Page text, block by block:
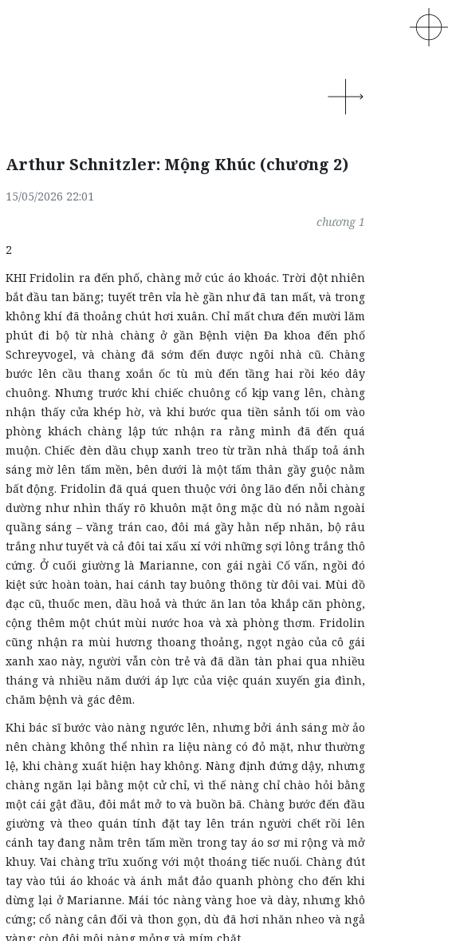
Arthur Schnitzler: Mộng Khúc (chương 2)
15/05/2026 22:01
chương 1
2
KHI Fridolin ra đến phố, chàng mở cúc áo khoác. Trời đột nhiên
bắt đầu tan băng; tuyết trên vỉa hè gần như đã tan mất, và trong
không khí đã thoảng chút hơi xuân. Chỉ mất chưa đến mười lăm
phút đi bộ từ nhà chàng ở gần Bệnh viện Đa khoa đến phố
Schreyvogel, và chàng đã sớm đến được ngôi nhà cũ. Chàng
bước lên cầu thang xoắn ốc tù mù đến tầng hai rồi kéo dây
chuông. Nhưng trước khi chiếc chuông cổ kịp vang lên, chàng
nhận thấy cửa khép hờ, và khi bước qua tiền sảnh tối om vào
phòng khách chàng lập tức nhận ra rằng mình đã đến quá
muộn. Chiếc đèn dầu chụp xanh treo từ trần nhà thấp toả ánh
sáng mờ lên tấm mền, bên dưới là một tấm thân gầy guộc nằm
bất động. Fridolin đã quá quen thuộc với ông lão đến nỗi chàng
dường như nhìn thấy rõ khuôn mặt ông mặc dù nó nằm ngoài
quầng sáng – vầng trán cao, đôi má gầy hằn nếp nhăn, bộ râu
trắng như tuyết và cả đôi tai xấu xí với những sợi lông trắng thô
cứng. Ở cuối giường là Marianne, con gái ngài Cố vấn, ngồi đó
kiệt sức hoàn toàn, hai cánh tay buông thõng từ đôi vai. Mùi đồ
đạc cũ, thuốc men, dầu hoả và thức ăn lan tỏa khắp căn phòng,
cộng thêm một chút mùi nước hoa và xà phòng thơm. Fridolin
cũng nhận ra mùi hương thoang thoảng, ngọt ngào của cô gái
xanh xao này, người vẫn còn trẻ và đã dần tàn phai qua nhiều
tháng và nhiều năm dưới áp lực của việc quán xuyến gia đình,
chăm bệnh và gác đêm.
Khi bác sĩ bước vào nàng ngước lên, nhưng bởi ánh sáng mờ ảo
nên chàng không thể nhìn ra liệu nàng có đỏ mặt, như thường
lệ, khi chàng xuất hiện hay không. Nàng định đứng dậy, nhưng
chàng ngăn lại bằng một cử chỉ, vì thế nàng chỉ chào hỏi bằng
một cái gật đầu, đôi mắt mở to và buồn bã. Chàng bước đến đầu
giường và theo quán tính đặt tay lên trán người chết rồi lên
cánh tay đang nằm trên tấm mền trong tay áo sơ mi rộng và mở
khuy. Vai chàng trĩu xuống với một thoáng tiếc nuối. Chàng đút
tay vào túi áo khoác và ánh mắt đảo quanh phòng cho đến khi
dừng lại ở Marianne. Mái tóc nàng vàng hoe và dày, nhưng khô
cứng; cổ nàng cân đối và thon gọn, dù đã hơi nhăn nheo và ngả